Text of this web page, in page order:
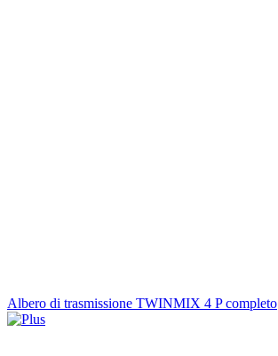
Albero di trasmissione TWINMIX 4 P completo